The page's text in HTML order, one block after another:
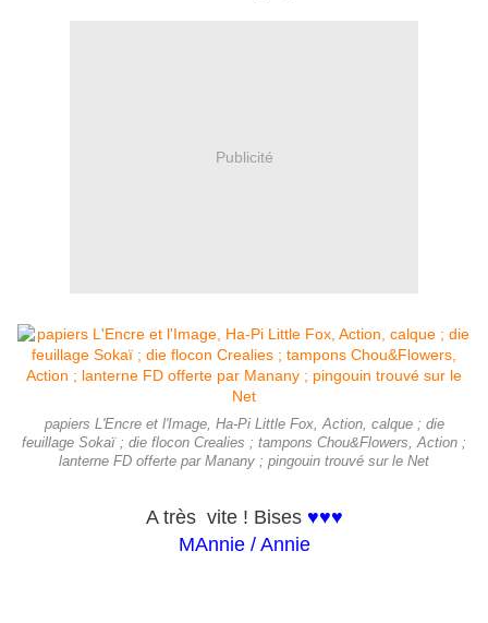
Publicité
papiers L'Encre et l'Image, Ha-Pi Little Fox, Action, calque ; die
feuillage Sokaï ; die flocon Crealies ; tampons Chou&Flowers, Action ;
lanterne FD offerte par Manany ; pingouin trouvé sur le Net
A très vite ! Bises ♥♥♥
MAnnie / Annie